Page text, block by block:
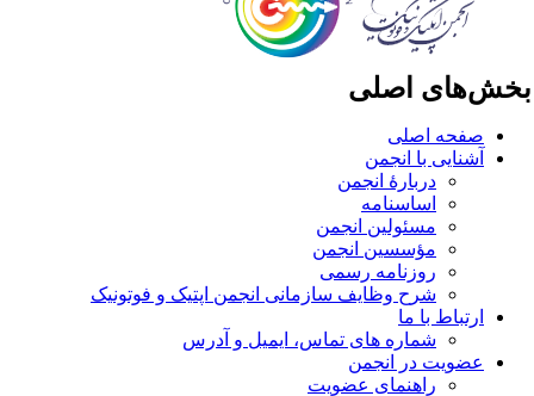
اصلی
صفحه اصلی
آشنایی با انجمن
دربارۀ انجمن
اساسنامه
مسئولین انجمن
مؤسسین انجمن
روزنامه رسمی
شرح وظایف سازمانی انجمن اپتیک و فوتونیک
ارتباط با ما
شماره های تماس، ایمیل و آدرس
عضویت در انجمن
راهنمای عضویت